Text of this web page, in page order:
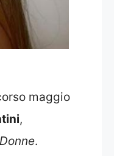
maggio
,
.